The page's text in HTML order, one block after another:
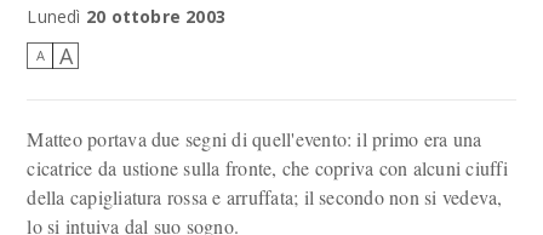
Lunedì 20 ottobre 2003
A A
Matteo portava due segni di quell'evento: il primo era una
cicatrice da ustione sulla fronte, che copriva con alcuni ciuffi
della capigliatura rossa e arruffata; il secondo non si vedeva,
lo si intuiva dal suo sogno.